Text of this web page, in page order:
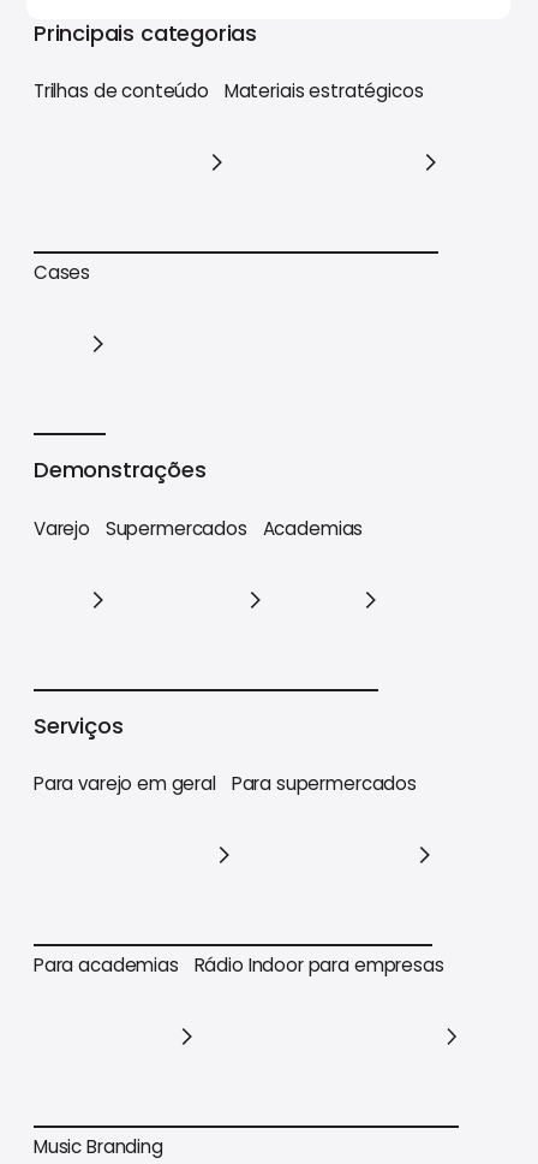
Principais categorias
Trilhas de conteúdo
Trilhas de conteúdo
Materiais estratégicos
Cases
Demonstrações
Varejo Supermercados Academias
Serviços
Para varejo em geral
Para varejo em geral
Para supermercados
Para supermercados
Para academias
Para academias
Rádio Indoor para empresas
Music Branding